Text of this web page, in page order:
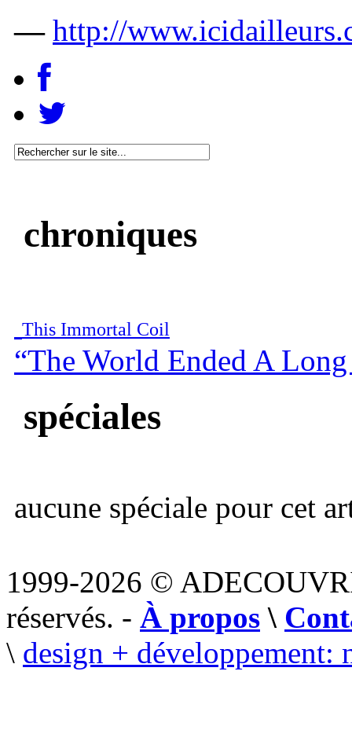
— http://
chroniques
This Immortal Coil
“The World Ended A
spéciales
aucune spéciale pour cet
1999-2026 ©
réservés. - À propos \
\ design + développement: